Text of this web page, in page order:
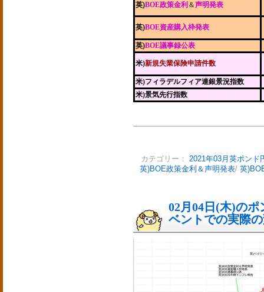
英)BOE政策金利 ＆声明発表
英)BOE資産購入枠発表
英)BOE議事録公表
米)新規失業保険申請件数
米)フィラデルフィア連銀景況指数
米)景気先行指数
カテゴリー： 2021年03月英ポンド
英)BOE政策金利＆声明発表/ 英
02月04日(木)の
ベントでの実際